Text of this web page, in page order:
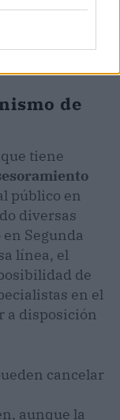
de
tiene
público en
diversas
Segunda
línea, el
de
en el
a disposición
cancelar
aunque la